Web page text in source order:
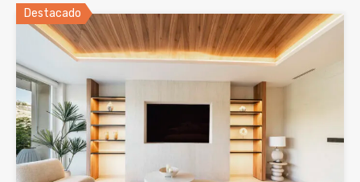
Destacado